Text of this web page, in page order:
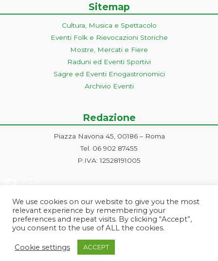
Sitemap
Cultura, Musica e Spettacolo
Eventi Folk e Rievocazioni Storiche
Mostre, Mercati e Fiere
Raduni ed Eventi Sportivi
Sagre ed Eventi Enogastronomici
Archivio Eventi
Redazione
Piazza Navona 45, 00186 – Roma
Tel. 06 902 87455
P.IVA: 12528191005
Roma | PI e CF: 12528191005 | markonetsrl@pec.it |
We use cookies on our website to give you the most
relevant experience by remembering your
preferences and repeat visits. By clicking “Accept”,
you consent to the use of ALL the cookies.
Cookie settings ACCEPT